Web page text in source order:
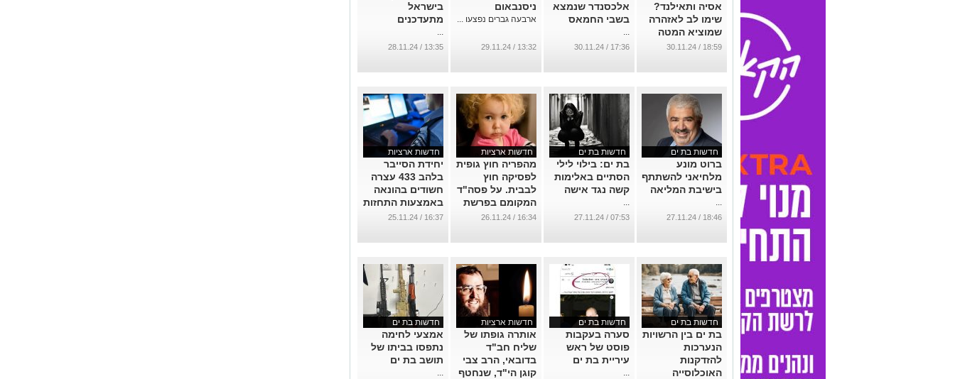
אסיה ותאילנד?
שימו לב לאזהרה
שמוציא המטה
לביטחון לאומי
18:59 / 30.11.24
אלכסנדר שנמצא
בשבי החמאס
...
17:36 / 30.11.24
ניסנבאום
ארבעה גברים נפצעו ...
13:32 / 29.11.24
בישראל
מתעדכנים
...
13:35 / 28.11.24
חדשות בת ים
ברוט מונע
מלחיאני להשתתף
בישיבת המליאה
...
18:46 / 27.11.24
חדשות בת ים
בת ים: בילוי לילי
הסתיים באלימות
קשה נגד אישה
...
07:53 / 27.11.24
חדשות ארציות
מהפריה חוץ גופית
לפסיקה חוץ
לבבית. על פסה"ד
המקומם בפרשת
הילדה סופיה
...
16:34 / 26.11.24
חדשות ארציות
יחידת הסייבר
בלהב 433 עצרה
חשודים בהונאה
באמצעות התחזות
לאפליקציית BIT
16:37 / 25.11.24
חדשות בת ים
בת ים בין הרשויות
הנערכות
להזדקנות
האוכלוסייה
חדשות בת ים
סערה בעקבות
פוסט של ראש
עיריית בת ים
...
חדשות ארציות
אותרה גופתו של
שליח חב"ד
בדובאי, הרב צבי
קוגן הי"ד, שנחטף
חדשות בת ים
אמצעי לחימה
נתפסו בביתו של
תושב בת ים
...